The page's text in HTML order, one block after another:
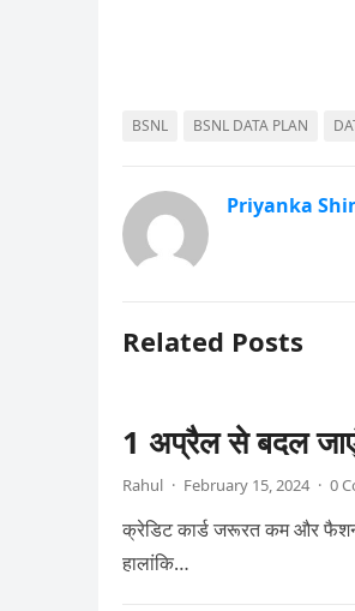
BSNL BSNL DATA PLAN
Priyanka
Related Posts
1 अप्रैल से बदल
Rahul · February 15, 2024 · 0
क्रेडिट कार्ड जरूरत कम और
हालांकि…